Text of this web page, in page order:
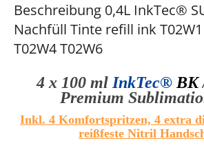
Beschreibung 0,4L InkTec®
Nachfüll Tinte refill ink T02W1
T02W4 T02W6
4 x 100 ml InkTec® BK
Premium
Inkl. 4 Komfortspritzen, 4 extra
reißfeste Nitril